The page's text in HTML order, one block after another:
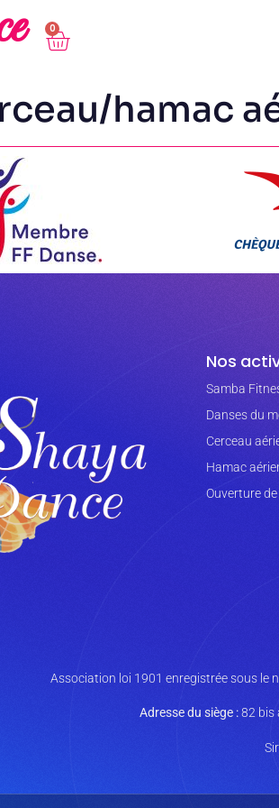
0
hamac
Nos
Samba
Danses du
Cerceau
Hamac
Ouverture de
Association loi 1901 enregistrée sous le
Adresse du siège :82 bis